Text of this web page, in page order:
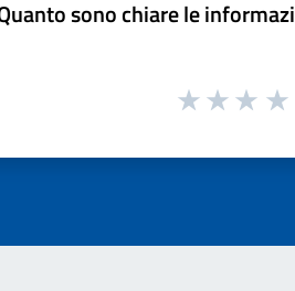
sono chiare le